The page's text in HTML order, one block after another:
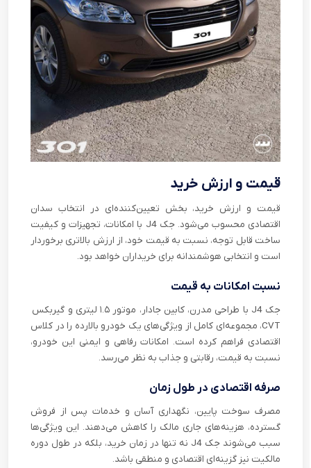
قیمت و ارزش خرید
قیمت و ارزش خرید، بخش تعیین‌کننده‌ای در انتخاب سدان
اقتصادی محسوب می‌شود. جک J4 با امکانات، تجهیزات و کیفیت
ساخت قابل توجه، نسبت به قیمت خود، از ارزش بالاتری برخوردار
است و انتخابی هوشمندانه برای خریداران خواهد بود.
نسبت امکانات به قیمت
جک J4 با طراحی مدرن، کابین جادار، موتور ۱.۵ لیتری و گیربکس
CVT، مجموعه‌ای کامل از ویژگی‌های یک خودرو بالارده را در کلاس
اقتصادی فراهم کرده است. امکانات رفاهی و ایمنی این خودرو،
نسبت به قیمت، رقابتی و جذاب به نظر می‌رسد.
صرفه اقتصادی در طول زمان
مصرف سوخت پایین، نگهداری آسان و خدمات پس از فروش
گسترده، هزینه‌های جاری مالک را کاهش می‌دهند. این ویژگی‌ها
سبب می‌شوند جک J4 نه تنها در زمان خرید، بلکه در طول دوره
مالکیت نیز گزینه‌ای اقتصادی و منطقی باشد.